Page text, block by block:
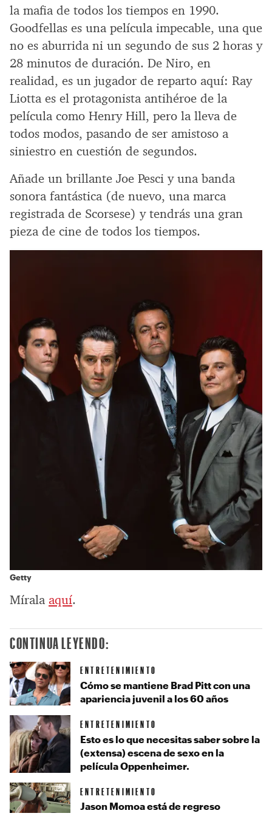
la mafia de todos los tiempos en 1990.
Goodfellas es una película impecable, una que
no es aburrida ni un segundo de sus 2 horas y
28 minutos de duración. De Niro, en
realidad, es un jugador de reparto aquí: Ray
Liotta es el protagonista antihéroe de la
película como Henry Hill, pero la lleva de
todos modos, pasando de ser amistoso a
siniestro en cuestión de segundos.
Añade un brillante Joe Pesci y una banda
sonora fantástica (de nuevo, una marca
registrada de Scorsese) y tendrás una gran
pieza de cine de todos los tiempos.
Getty
Mírala aquí.
CONTINUA LEYENDO:
ENTRETENIMIENTO
Cómo se mantiene Brad Pitt con una
apariencia juvenil a los 60 años
ENTRETENIMIENTO
Esto es lo que necesitas saber sobre la
(extensa) escena de sexo en la
película Oppenheimer.
ENTRETENIMIENTO
Jason Momoa está de regreso